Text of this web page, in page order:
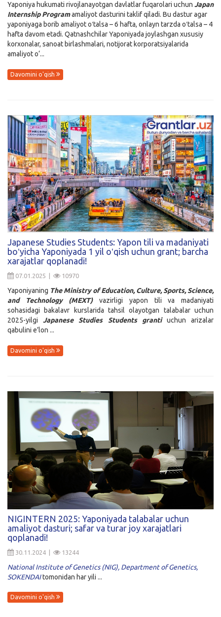
Yaponiya hukumati rivojlanayotgan davlatlar fuqarolari uchun Japan
Internship Programamaliyot dasturini taklif qiladi. Bu dastur agar
yaponiyaga borib amaliyot oʻtalsa – 6 hafta, onlayn tarzda oʻtalsa – 4
hafta davom etadi. Qatnashchilar Yaponiyada joylashgan xususiy
korxonalar, sanoat birlashmalari, notijorat korporatsiyalarida
amaliyot o‘...
Davomini o'qish
Japanese Studies Students: Yapon tili va madaniyati
boʻyicha Yaponiyada 1 yil oʻqish uchun grant; barcha
xarajatlar qoplanadi!
07.01.2025 | 10970
Yaponiyaning The Ministry of Education, Culture, Sports, Science,
and Technology (MEXT)vazirligi yapon tili va madaniyati
sohasidagi bakalavr kurslarida tahsil olayotgan talabalar uchun
2025-yilgiJapanese Studies Students granti uchun arizalar
qabulini e’lon ...
Davomini o'qish
NIGINTERN 2025: Yaponiyada talabalar uchun
amaliyot dasturi; safar va turar joy xarajatlari
qoplanadi!
30.11.2024 | 13244
National Institute of Genetics (NIG), Department of Genetics,
SOKENDAItomonidan har yili ...
Davomini o'qish